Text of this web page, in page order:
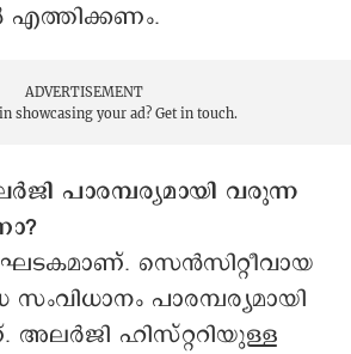
ADVERTISEMENT
showcasing your ad? Get in touch.
പാരമ്പര്യമായി വരുന്ന
ഘടകമാണ്. സെൻസിറ്റീവായ
പാരമ്പര്യമായി
അലർജി ഹിസ്റ്ററിയുള്ള